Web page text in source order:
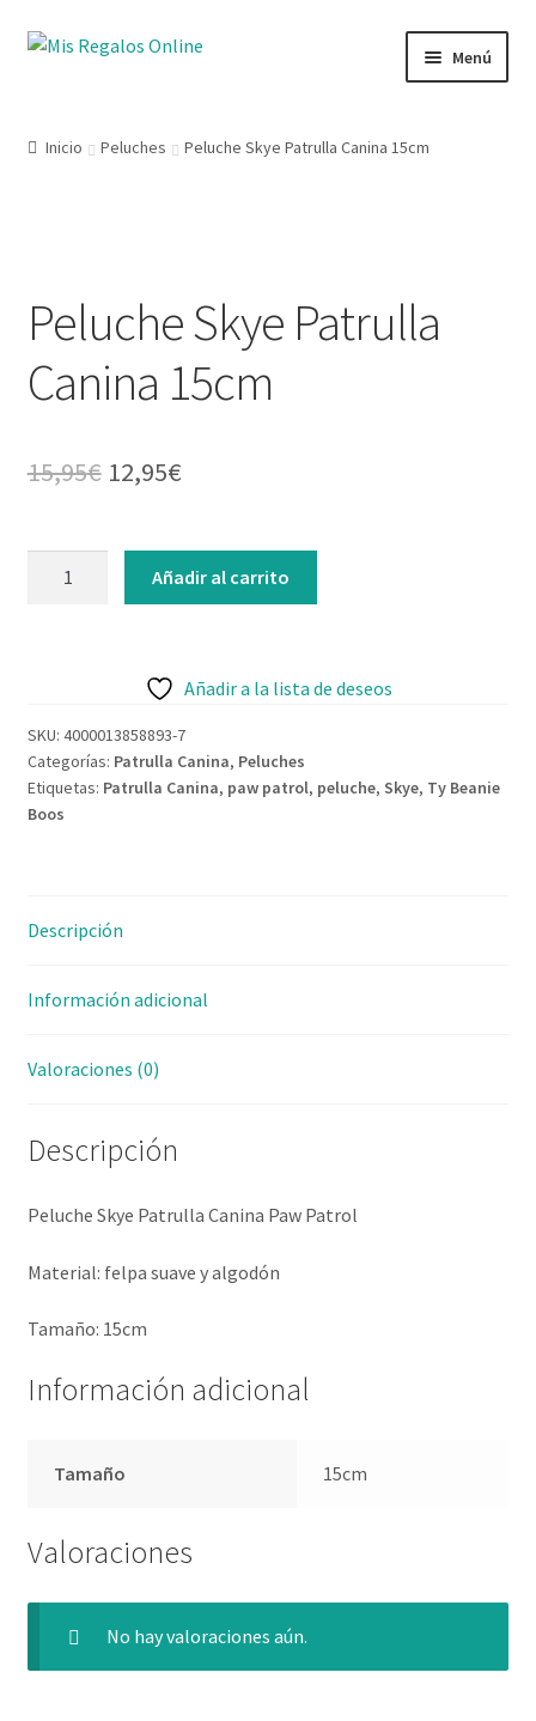
Menú
Ofertas
Novedades
Contacto
Inicio Peluches Peluche Skye Patrulla Canina 15cm
Peluche Skye Patrulla
Canina 15cm
15,95€ 12,95€
Añadir al carrito
Añadir a la lista de deseos
SKU: 4000013858893-7
Categorías: Patrulla Canina, Peluches
Etiquetas: Patrulla Canina, paw patrol, peluche, Skye, Ty Beanie
Boos
Descripción
Información adicional
Valoraciones (0)
Descripción
Peluche Skye Patrulla Canina Paw Patrol
Material: felpa suave y algodón
Tamaño: 15cm
Información adicional
Tamaño 15cm
Valoraciones
No hay valoraciones aún.